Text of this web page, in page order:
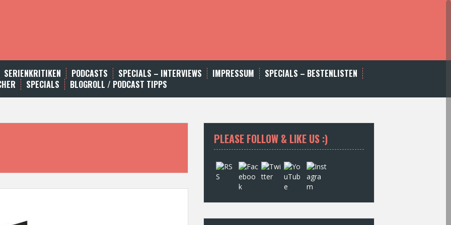
SERIENKRITIKEN PODCASTS SPECIALS – INTERVIEWS IMPRESSUM
SPECIALS – BESTENLISTEN
SPECIALS BLOGROLL / PODCAST TIPPS
PLEASE FOLLOW & LIKE US :)